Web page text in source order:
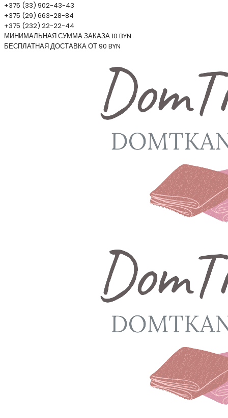
+375 (33) 902-43-43
+375 (29) 663-28-84
+375 (232) 22-22-44
МИНИМАЛЬНАЯ СУММА ЗАКАЗА 10 BYN
БЕСПЛАТНАЯ ДОСТАВКА ОТ 90 BYN